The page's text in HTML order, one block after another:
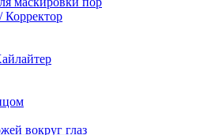
Корректор
вокруг глаз